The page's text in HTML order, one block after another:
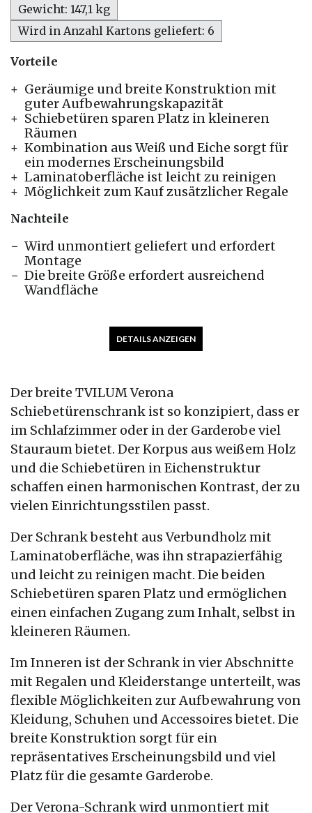
Der breite TVILUM Verona
Schiebetürenschrank ist so konzipiert, dass er
im Schlafzimmer oder in der Garderobe viel
Stauraum bietet. Der Korpus aus weißem Holz
und die Schiebetüren in Eichenstruktur
schaffen einen harmonischen Kontrast, der zu
vielen Einrichtungsstilen passt.
Der Schrank besteht aus Verbundholz mit
Laminatoberfläche, was ihn strapazierfähig
und leicht zu reinigen macht. Die beiden
Schiebetüren sparen Platz und ermöglichen
einen einfachen Zugang zum Inhalt, selbst in
kleineren Räumen.
Im Inneren ist der Schrank in vier Abschnitte
mit Regalen und Kleiderstange unterteilt, was
flexible Möglichkeiten zur Aufbewahrung von
Kleidung, Schuhen und Accessoires bietet. Die
breite Konstruktion sorgt für ein
repräsentatives Erscheinungsbild und viel
Platz für die gesamte Garderobe.
Der Verona-Schrank wird unmontiert mit
Vorteile
Geräumige und breite Konstruktion mit
guter Aufbewahrungskapazität
Schiebetüren sparen Platz in kleineren
Räumen
Kombination aus Weiß und Eiche sorgt für
ein modernes Erscheinungsbild
Laminatoberfläche ist leicht zu reinigen
Möglichkeit zum Kauf zusätzlicher Regale
Nachteile
Wird unmontiert geliefert und erfordert
Montage
Die breite Größe erfordert ausreichend
Wandfläche
Gewicht: 147,1 kg
Wird in Anzahl Kartons geliefert: 6
DETAILS ANZEIGEN